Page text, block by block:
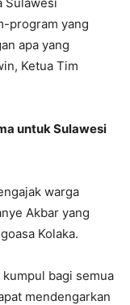
program yang
apa yang
Ketua Tim
untuk Sulawesi
warga
Akbar yang
Kolaka.
bagi semua
mendengarkan